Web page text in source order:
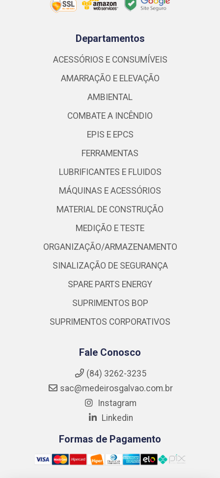
Departamentos
ACESSÓRIOS E CONSUMÍVEIS
AMARRAÇÃO E ELEVAÇÃO
AMBIENTAL
COMBATE A INCÊNDIO
EPIS E EPCS
FERRAMENTAS
LUBRIFICANTES E FLUIDOS
MÁQUINAS E ACESSÓRIOS
MATERIAL DE CONSTRUÇÃO
MEDIÇÃO E TESTE
ORGANIZAÇÃO/ARMAZENAMENTO
SINALIZAÇÃO DE SEGURANÇA
SPARE PARTS ENERGY
SUPRIMENTOS BOP
SUPRIMENTOS CORPORATIVOS
Fale Conosco
(84) 3262-3235
sac@medeirosgalvao.com.br
Instagram
Linkedin
Formas de Pagamento